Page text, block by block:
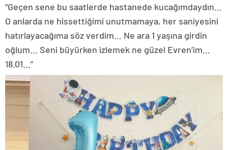
“Geçen sene bu saatlerde hastanede kucağımdaydın…
O anlarda ne hissettiğimi unutmamaya, her saniyesini
hatırlayacağıma söz verdim… Ne ara 1 yaşına girdin
oğlum… Seni büyürken izlemek ne güzel Evren’im…
18.01…”